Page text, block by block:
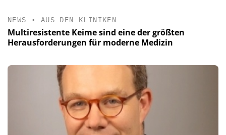
NEWS • AUS DEN KLINIKEN
Multiresistente Keime sind eine der größten
Herausforderungen für moderne Medizin